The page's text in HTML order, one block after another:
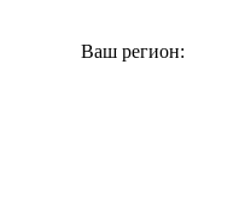
Ваш регион: